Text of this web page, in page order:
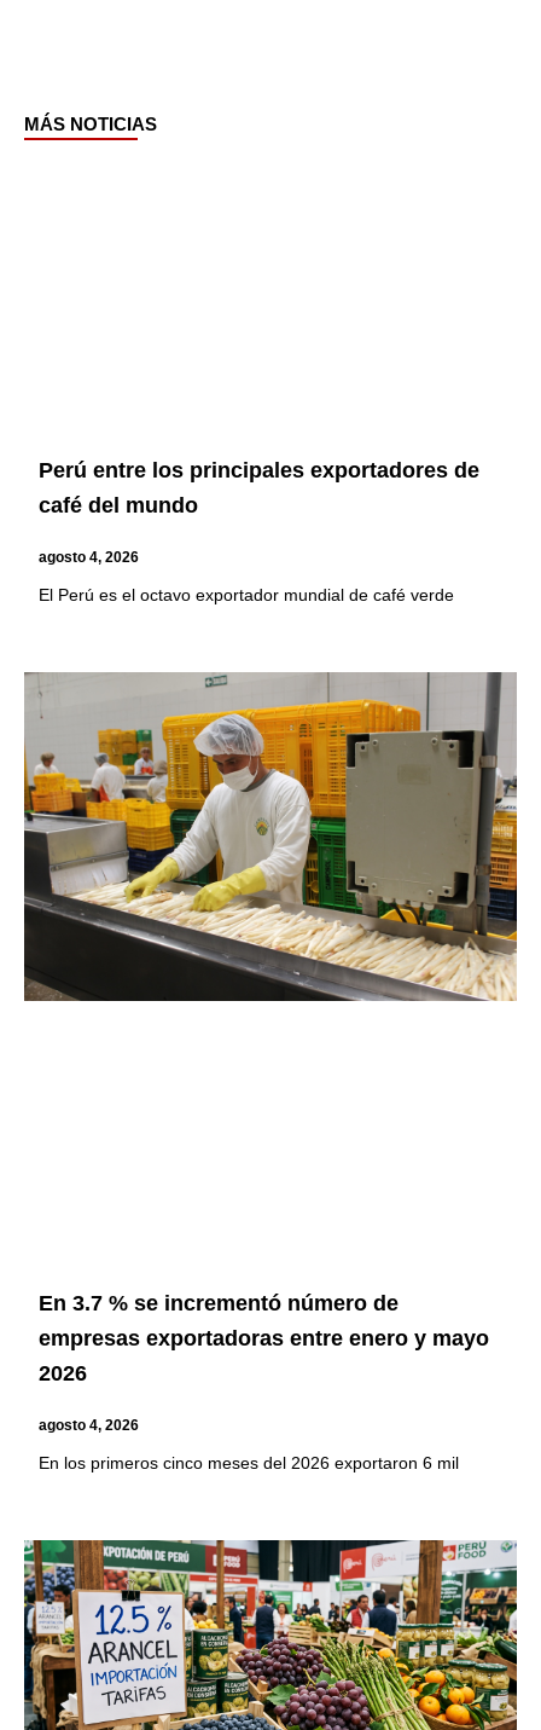
MÁS NOTICIAS
Perú entre los principales exportadores de
café del mundo
agosto 4, 2026
El Perú es el octavo exportador mundial de café verde
En 3.7 % se incrementó número de
empresas exportadoras entre enero y mayo
2026
agosto 4, 2026
En los primeros cinco meses del 2026 exportaron 6 mil